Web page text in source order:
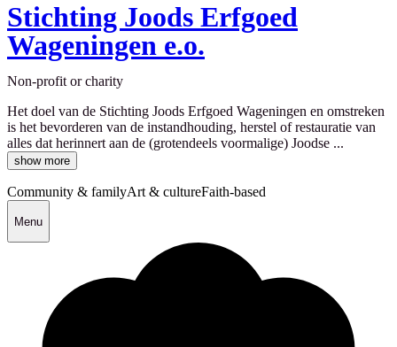
Stichting Joods Erfgoed
Wageningen e.o.
Non-profit or charity
Het doel van de Stichting Joods Erfgoed Wageningen en omstreken
is het bevorderen van de instandhouding, herstel of restauratie van
alles dat herinnert aan de (grotendeels voormalige) Joodse ...
show more
Community & familyArt & cultureFaith-based
Menu